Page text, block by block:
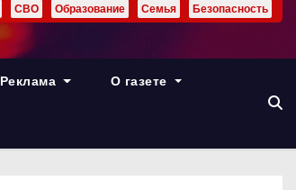
СВО Образование Семья Безопасность
Реклама О газете